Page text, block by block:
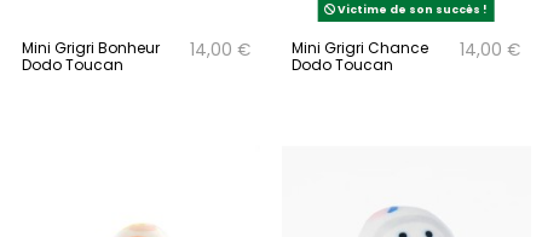
Mini Grigri Bonheur
Dodo Toucan
14,00 €
Victime de son succès !
Mini Grigri Chance
Dodo Toucan
14,00 €